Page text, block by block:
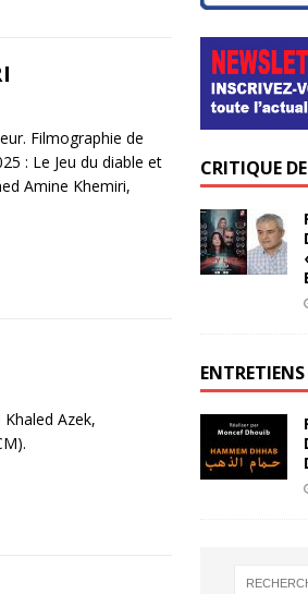
Filmographie de
: Le Jeu du diable et
Amine Khemiri,
Azek,
CRITIQUE